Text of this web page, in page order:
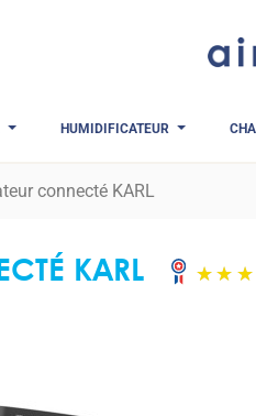
HUMIDIFICATEUR
connecté KARL
KARL